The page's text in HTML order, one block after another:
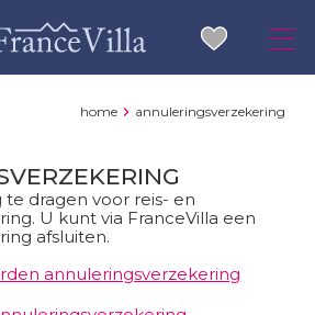
home annuleringsverzekering
te dragen voor reis- en
U kunt via FranceVilla een
afsluiten.
annuleringsverzekering